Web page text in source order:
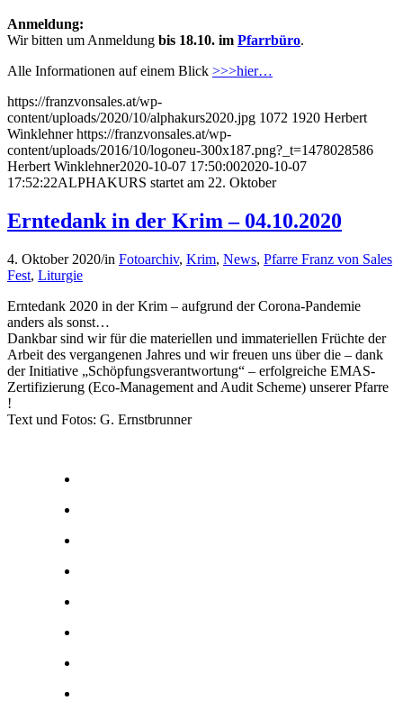
Anmeldung:
Wir bitten um Anmeldung bis 18.10. im Pfarrbüro.
Alle Informationen auf einem Blick >>>hier…
https://franzvonsales.at/wp-
content/uploads/2020/10/alphakurs2020.jpg 1072 1920 Herbert
Winklehner https://franzvonsales.at/wp-
content/uploads/2016/10/logoneu-300x187.png?_t=1478028586
Herbert Winklehner2020-10-07 17:50:002020-10-07
17:52:22ALPHAKURS startet am 22. Oktober
Erntedank in der Krim – 04.10.2020
4. Oktober 2020/in Fotoarchiv, Krim, News, Pfarre Franz von Sales
Fest, Liturgie
Erntedank 2020 in der Krim – aufgrund der Corona-Pandemie
anders als sonst…
Dankbar sind wir für die materiellen und immateriellen Früchte der
Arbeit des vergangenen Jahres und wir freuen uns über die – dank
der Initiative „Schöpfungsverantwortung“ – erfolgreiche EMAS-
Zertifizierung (Eco-Management and Audit Scheme) unserer Pfarre
!
Text und Fotos: G. Ernstbrunner